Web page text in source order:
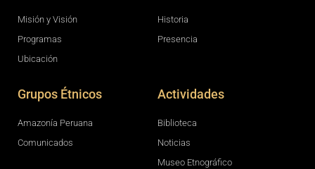
Misión y Visión
Programas
Ubicación
Historia
Presencia
Grupos Étnicos
Amazonía Peruana
Comunicados
Actividades
Biblioteca
Noticias
Museo Etnográfico